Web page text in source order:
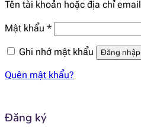
Tên tài khoản hoặc địa chỉ email
Mật khẩu *Bắt
buộc
Ghi nhớ mật khẩu
Đăng nhập
Quên mật khẩu?
Đăng ký